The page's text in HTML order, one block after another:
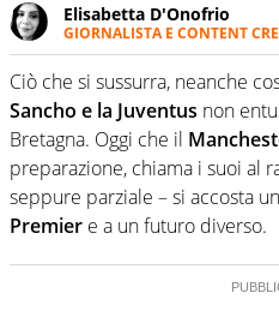
Elisabetta D'Onofrio
GIORNALISTA E CONTENT
Giornalista professionista
personale e necessità:
suoi protagonisti,
nell'ambito della
destra, oggi si sente a suo
una classifica riservata
Ciò che si sussurra, neanche
Sancho e la Juventus non
Bretagna. Oggi che il
preparazione, chiama i suoi al
seppure parziale – si accosta
Premier e a un futuro diverso.